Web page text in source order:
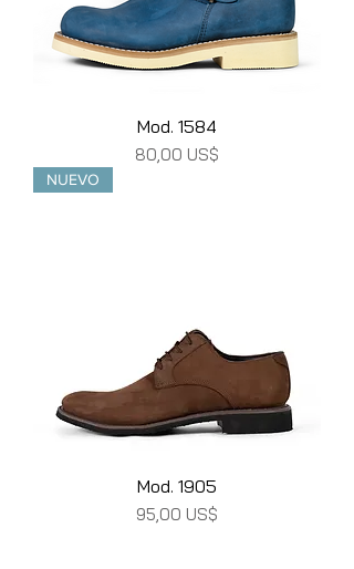
Mod. 1584
Precio
80,00 US$
NUEVO
Mod. 1905
Precio
95,00 US$